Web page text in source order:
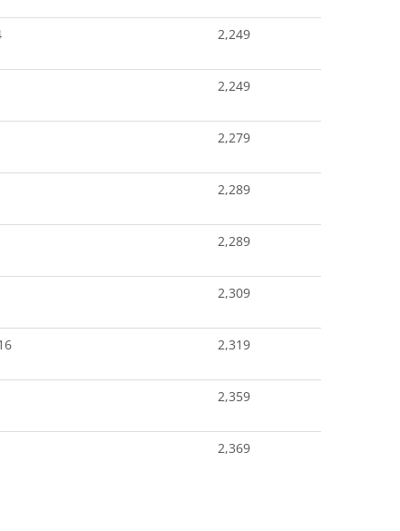
2,249
2,249
2,279
2,289
2,289
2,309
2,319
2,359
2,369